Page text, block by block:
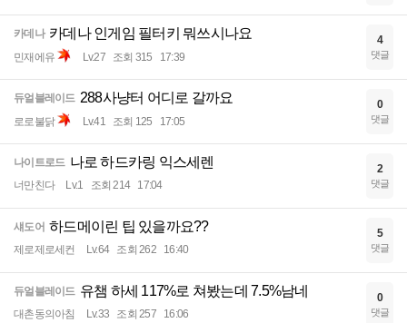
카데나 카데나 인게임 필터키 뭐쓰시나요
민재에유 Lv.27 조회 315 17:39
4
댓글
듀얼블레이드 288사냥터 어디로 갈까요
로로불닭 Lv.41 조회 125 17:05
0
댓글
나이트로드 나로 하드카링 익스세렌
너만친다 Lv.1 조회 214 17:04
2
댓글
섀도어 하드메이린 팁 있을까요??
제로제로세컨 Lv.64 조회 262 16:40
5
댓글
듀얼블레이드 유챔 하세 117%로 쳐봤는데 7.5%남네
대촌동의아침 Lv.33 조회 257 16:06
0
댓글